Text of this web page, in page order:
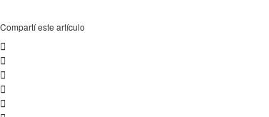
Compartí este artículo